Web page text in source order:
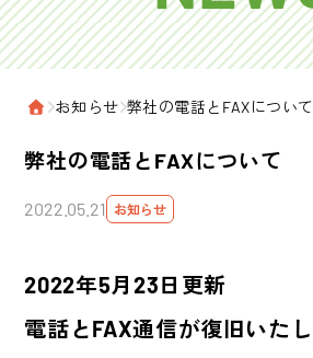
ホーム
›お知らせ›弊社の電話とFAXについて
弊社の電話とFAXについて
2022.05.21 お知らせ
2022年5月23日更新
電話とFAX通信が復旧いたし